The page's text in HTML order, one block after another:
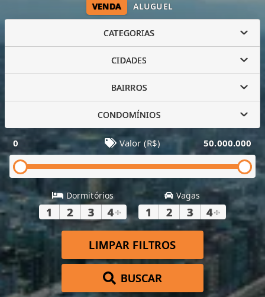
VENDA ALUGUEL
CATEGORIAS
CIDADES
BAIRROS
CONDOMÍNIOS
0 Valor (R$) 50.000.000
Dormitórios
1 2 3 4+
Vagas
1 2 3 4+
LIMPAR FILTROS
BUSCAR